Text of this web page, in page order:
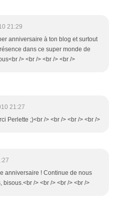
21:29
anniversaire à ton blog et surtout
dans ce super monde de
/> <br /> <br /> <br />
21:27
Perlette ;)<br /> <br /> <br /> <br />
anniversaire ! Continue de nous
bisous.<br /> <br /> <br /> <br />